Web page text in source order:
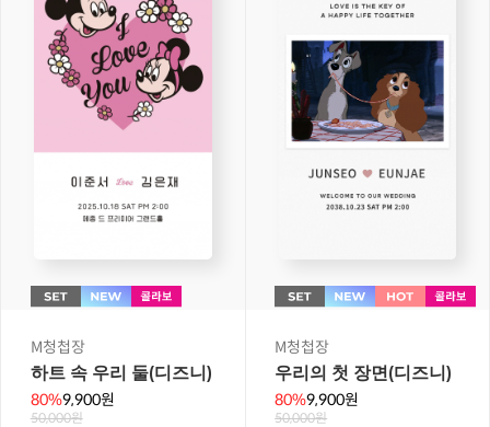
M청첩장
하트 속 우리 둘(디즈니)
80%9,900원
50,000원
M청첩장
우리의 첫 장면(디즈니)
80%9,900원
50,000원